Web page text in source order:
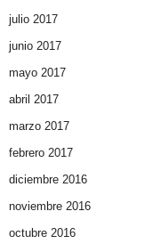
julio 2017
junio 2017
mayo 2017
abril 2017
marzo 2017
febrero 2017
diciembre 2016
noviembre 2016
octubre 2016